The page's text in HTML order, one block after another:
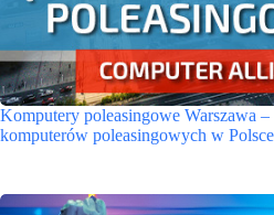
Komputery poleasingowe Warszawa
komputerów poleasingowych w Polsce